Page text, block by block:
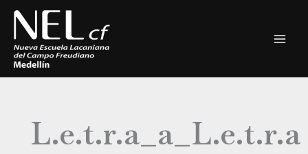
contenido
L.e.t.r.a_a_L.e.t.r.a